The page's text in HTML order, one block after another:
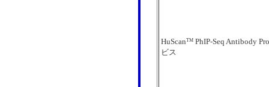
HuScanTM PhIP-Seq Antibody
ビス